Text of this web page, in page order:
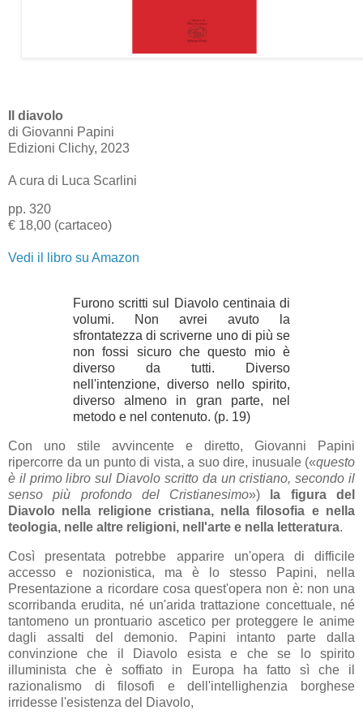
Il diavolo
di Giovanni Papini
Edizioni Clichy, 2023
A cura di Luca Scarlini
pp. 320
€ 18,00 (cartaceo)
Vedi il libro su Amazon
Furono scritti sul Diavolo centinaia di
volumi. Non avrei avuto la
sfrontatezza di scriverne uno di più se
non fossi sicuro che questo mio è
diverso da tutti. Diverso
nell'intenzione, diverso nello spirito,
diverso almeno in gran parte, nel
metodo e nel contenuto. (p. 19)
Con uno stile avvincente e diretto, Giovanni Papini
ripercorre da un punto di vista, a suo dire, inusuale («questo
è il primo libro sul Diavolo scritto da un cristiano, secondo il
senso più profondo del Cristianesimo»)
la figura del
Diavolo nella religione cristiana, nella filosofia e nella
teologia, nelle altre religioni, nell'arte e nella letteratura.
Così presentata potrebbe apparire un'opera di difficile
accesso e nozionistica, ma è lo stesso Papini, nella
Presentazione a ricordare cosa quest'opera non è: non una
scorribanda erudita, né un'arida trattazione concettuale, né
tantomeno un prontuario ascetico per proteggere le anime
dagli assalti del demonio. Papini intanto parte dalla
convinzione che il Diavolo esista e che se lo spirito
illuminista che è soffiato in Europa ha fatto sì che il
razionalismo di filosofi e dell'intellighenzia borghese
irridesse l'esistenza del Diavolo,